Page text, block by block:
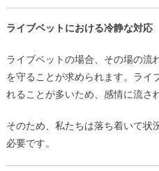
ライブベットにおける冷静な対応
ライブベットの場合、その場の流
を守ることが求められます。ライ
れることが多いため、感情に流さ
そのため、私たちは落ち着いて状
必要です。